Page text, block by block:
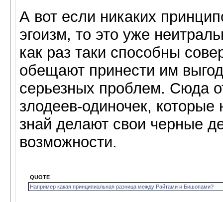
А вот если никаких
эгоизм, то это уже
как раз таки способны
обещают принести им
серьезных проблем. Сюда
злодеев-одиночек,
знай делают свои черные
возможности.
QUOTE
Например какая принципиальная разница между Райтами и Бишопами?